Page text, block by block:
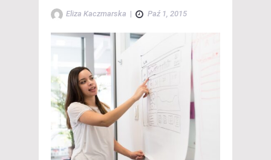
Eliza Kaczmarska | Paź 1, 2015